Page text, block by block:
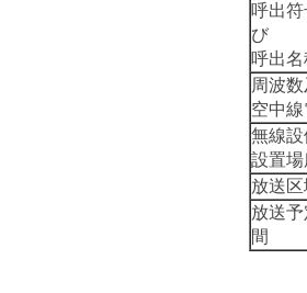
呼出符
び
呼出
周波
空中線
無線
設置場
放送
放送予
間